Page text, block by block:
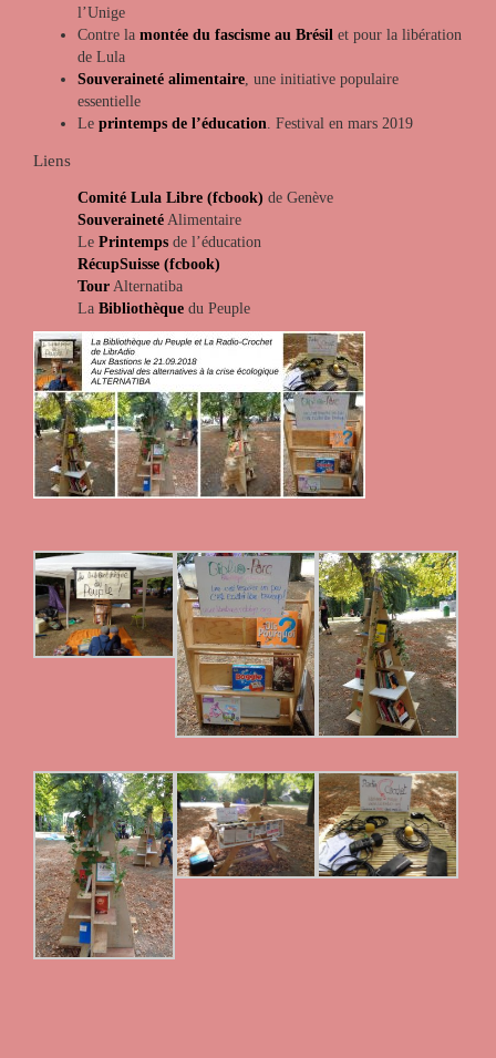
l’Unige
Contre la montée du fascisme au Brésil et pour la libération
de Lula
Souveraineté alimentaire, une initiative populaire
essentielle
Le printemps de l’éducation. Festival en mars 2019
Liens
Comité Lula Libre (fcbook) de Genève
Souveraineté Alimentaire
Le Printemps de l’éducation
RécupSuisse (fcbook)
Tour Alternatiba
La Bibliothèque du Peuple